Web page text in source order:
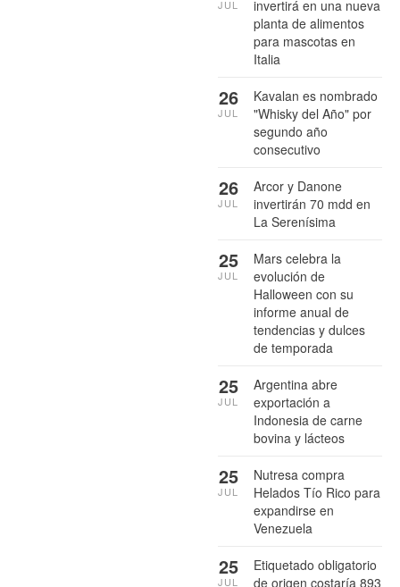
invertirá en una nueva
planta de alimentos
para mascotas en
Italia
JUL
Kavalan es nombrado
"Whisky del Año" por
segundo año
consecutivo
26
JUL
Arcor y Danone
invertirán 70 mdd en
La Serenísima
26
JUL
Mars celebra la
evolución de
Halloween con su
informe anual de
tendencias y dulces
de temporada
25
JUL
Argentina abre
exportación a
Indonesia de carne
bovina y lácteos
25
JUL
Nutresa compra
Helados Tío Rico para
expandirse en
Venezuela
25
JUL
Etiquetado obligatorio
de origen costaría 893
25
JUL